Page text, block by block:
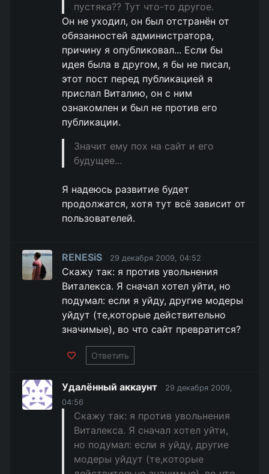
пустяка?? Тут что-то другое.
Он не уходил, он был отстранён от
обязанностей администратора,
причину я опубликовал... Если бы
идея была в другом, я бы не писал,
этот пост перед публикацией я
прислал Виталию, он с ним
ознакомлен и был не против его
публикации.
Значит ему пох на сайт и его
будущее...
Я надеюсь развитие будет
продолжатся, хотя тут всё зависит от
пользователей.
RENESiS 29 декабря 2009, 04:52
Скажу так: я против увольнения
Виталекса. Я сначал хотел уйти, но
подумал: если я уйду, другие модеры
уйдут (те,которые действительно
значимые), во что сайт превратится?
Ответить
Удалённый аккаунт
29 декабря 2009,
04:56
Скажу так: я против увольнения
Виталекса. Я сначал хотел уйти,
но подумал: если я уйду, другие
модеры уйдут (те,которые